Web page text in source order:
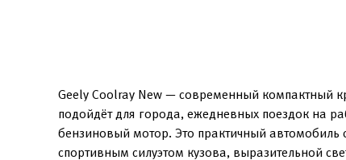
Geely Coolray New — современный компактный
подойдёт для города, ежедневных поездок на
бензиновый мотор. Это практичный
спортивным силуэтом кузова, выразительной